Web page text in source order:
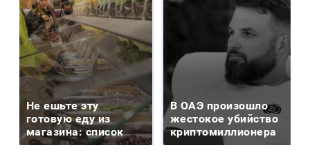
Не ешьте эту
готовую еду из
магазина: список
В ОАЭ произошло
жестокое убийство
криптомиллионера